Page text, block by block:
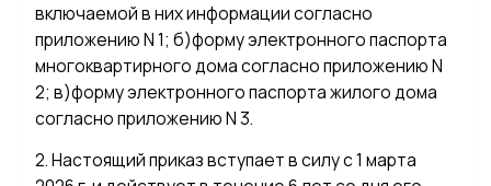
включаемой в них информации согласно
приложению N 1; б)форму электронного паспорта
многоквартирного дома согласно приложению N
2; в)форму электронного паспорта жилого дома
согласно приложению N 3.
2. Настоящий приказ вступает в силу с 1 марта